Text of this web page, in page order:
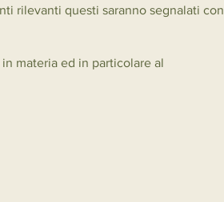
rilevanti questi saranno segnalati con
materia ed in particolare al